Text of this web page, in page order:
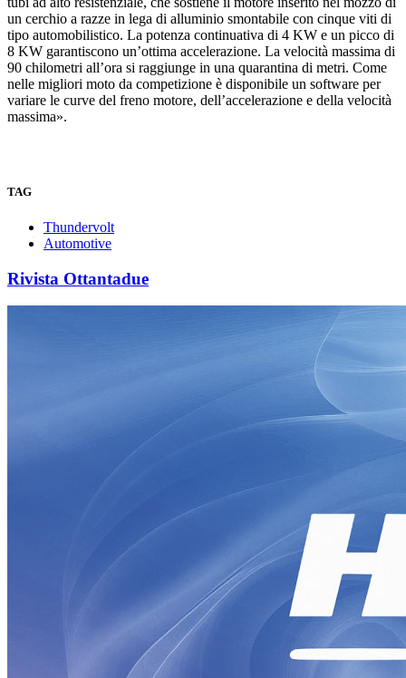
un cerchio a razze in lega di alluminio smontabile con cinque viti di
tipo automobilistico. La potenza continuativa di 4 KW e un picco di
8 KW garantiscono un’ottima accelerazione. La velocità massima di
90 chilometri all’ora si raggiunge in una quarantina di metri. Come
nelle migliori moto da competizione è disponibile un software per
variare le curve del freno motore, dell’accelerazione e della velocità
massima».
TAG
Thundervolt
Automotive
Rivista Ottantadue